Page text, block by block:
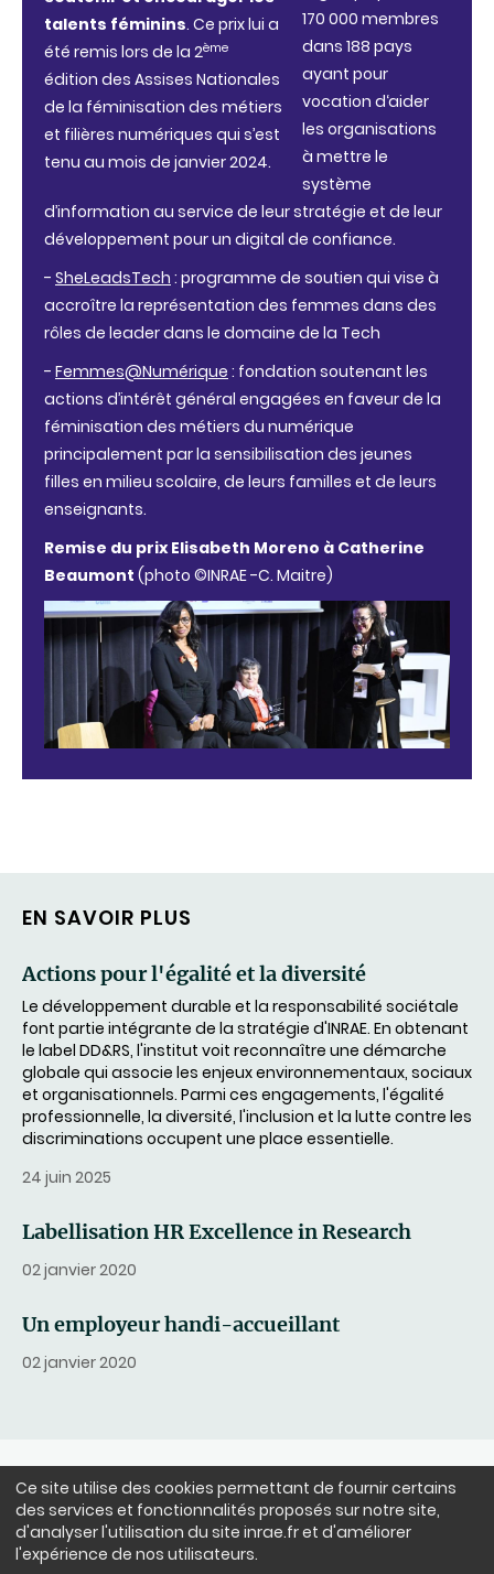
Ce site utilise des cookies permettant de fournir certains
des services et fonctionnalités proposés sur notre site,
d'analyser l'utilisation du site inrae.fr et d'améliorer
l'expérience de nos utilisateurs.
talents féminins. Ce prix lui a
été remis lors de la 2ème
édition des Assises Nationales
de la féminisation des métiers
et filières numériques qui s’est
tenu au mois de janvier 2024.
170 000 membres
dans 188 pays
ayant pour
vocation d‘aider
les organisations
à mettre le
système
d’information au service de leur stratégie et de leur
développement pour un digital de confiance.
- SheLeadsTech : programme de soutien qui vise à
accroître la représentation des femmes dans des
rôles de leader dans le domaine de la Tech
- Femmes@Numérique : fondation soutenant les
actions d’intérêt général engagées en faveur de la
féminisation des métiers du numérique
principalement par la sensibilisation des jeunes
filles en milieu scolaire, de leurs familles et de leurs
enseignants.
Remise du prix Elisabeth Moreno à Catherine
Beaumont (photo ©INRAE -C. Maitre)
EN SAVOIR PLUS
Actions pour l'égalité et la diversité
Le développement durable et la responsabilité sociétale
font partie intégrante de la stratégie d'INRAE. En obtenant
le label DD&RS, l'institut voit reconnaître une démarche
globale qui associe les enjeux environnementaux, sociaux
et organisationnels. Parmi ces engagements, l'égalité
professionnelle, la diversité, l'inclusion et la lutte contre les
discriminations occupent une place essentielle.
24 juin 2025
Labellisation HR Excellence in Research
02 janvier 2020
Un employeur handi-accueillant
02 janvier 2020
NOUS SUIVRE
LinkedInFacebook
BlueSkyinstagram
Youtube
X